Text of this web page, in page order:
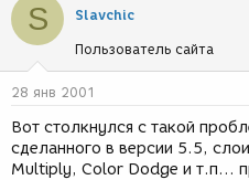
р
т
е
м
ы
с
з
д
и
я
S Slavchic
Пользователь сайта
28 янв 2001
Вот столкнулся с такой
сделанного в версии 5.5,
Multiply, Color Dodge и т.п...